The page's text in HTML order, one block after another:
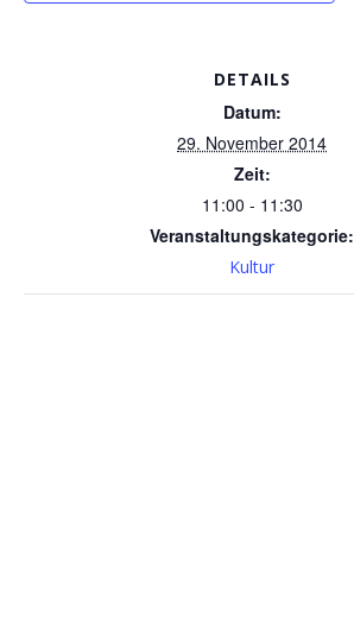
DETAILS
Datum:
29. November 2014
Zeit:
11:00 - 11:30
Veranstaltungskategorie:
Kultur